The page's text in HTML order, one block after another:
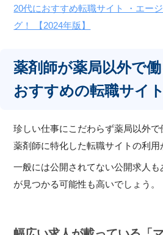
20代におすすめ転職サイト ・エー
グ！ 【2024年版】
薬剤師が薬局以外で
おすすめの転職サイ
珍しい仕事にこだわらず薬局以外で
薬剤師に特化した転職サイトの利用
一般には公開されてない公開求人
が見つかる可能性も高いでしょう。